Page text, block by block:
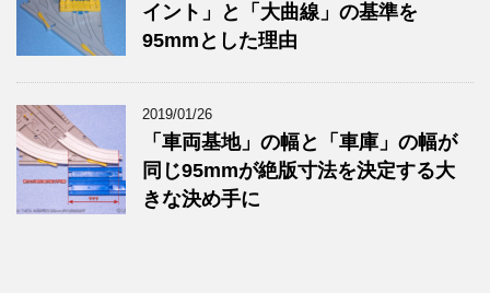
イント」と「大曲線」の基準を
95mmとした理由
2019/01/26
「車両基地」の幅と「車庫」の幅が
同じ95mmが絶版寸法を決定する大
きな決め手に